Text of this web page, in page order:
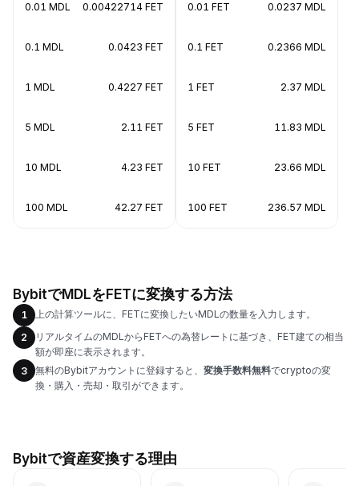
0.01 MDL 0.00422714 FET
0.1 MDL 0.0423 FET
1 MDL 0.4227 FET
5 MDL 2.11 FET
10 MDL 4.23 FET
100 MDL 42.27 FET
0.01 FET 0.0237 MDL
0.1 FET 0.2366 MDL
1 FET 2.37 MDL
5 FET 11.83 MDL
10 FET 23.66 MDL
100 FET 236.57 MDL
BybitでMDLをFETに変換する方法
1
上の計算ツールに、FETに変換したいMDLの数量を入力します。
2
リアルタイムのMDLからFETへの為替レートに基づき、FET建ての相当
額が即座に表示されます。
3
無料のBybitアカウントに登録すると、 変換手数料無料でcryptoの変
換・購入・売却・取引ができます。
Bybitで資産変換する理由